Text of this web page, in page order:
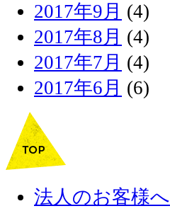
2017年9月 (4)
2017年8月 (4)
2017年7月 (4)
2017年6月 (6)
法人のお客様へ